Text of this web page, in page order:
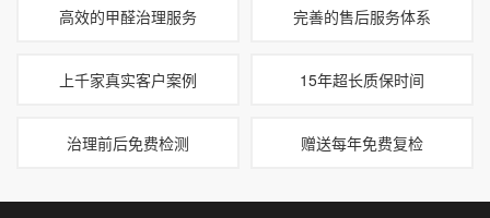
高效的甲醛治理服务 完善的售后服务体系
上千家真实客户案例 15年超长质保时间
治理前后免费检测 赠送每年免费复检